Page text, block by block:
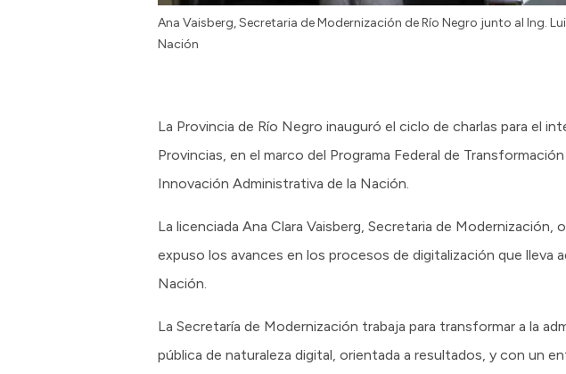
Ana Vaisberg, Secretaria de Modernización de Río Negro junto al Ing.
Nación
La Provincia de Río Negro inauguró el ciclo de charlas para el
Provincias, en el marco del Programa Federal de
Innovación Administrativa de la Nación.
La licenciada Ana Clara Vaisberg, Secretaria de
expuso los avances en los procesos de digitalización que
Nación.
La Secretaría de Modernización trabaja para transformar a la
pública de naturaleza digital, orientada a resultados, y con un